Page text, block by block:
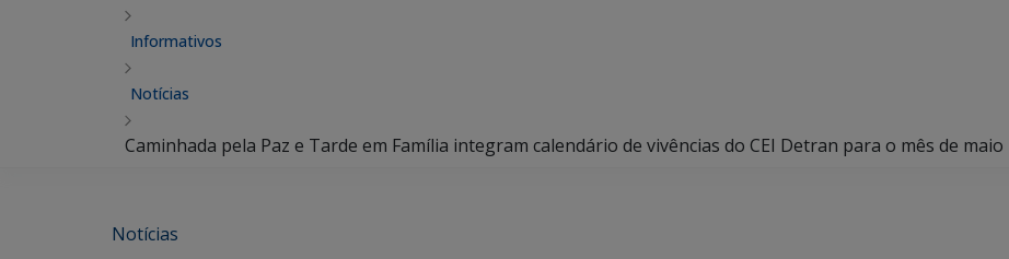
Informativos
Notícias
Caminhada pela Paz e Tarde em Família integram calendário de vivências do CEI Detran para o mês de maio
Notícias